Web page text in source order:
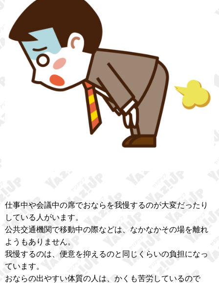
仕事中や会議中の席でおならを我慢するのが大変だったり
している人がいます。
公共交通機関で移動中の際などは、なかなかその場を離れ
ようもありません。
我慢するのは、便意を抑えるのと同じくらいの負担になっ
ています。
おならの出やすい体質の人は、かくも苦労しているので